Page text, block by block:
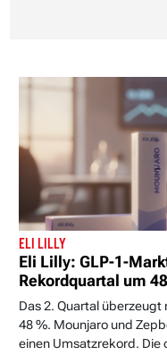
ELI LILLY
Eli Lilly: GLP-1-
Rekordquartal um
Das 2. Quartal
48 %. Mounjaro und
einen Umsatzrekord. Die